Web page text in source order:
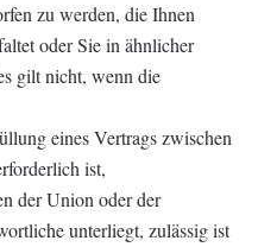
zu werden, die Ihnen
oder Sie in ähnlicher
gilt nicht, wenn die
eines Vertrags zwischen
ist,
der Union oder der
unterliegt, zulässig ist